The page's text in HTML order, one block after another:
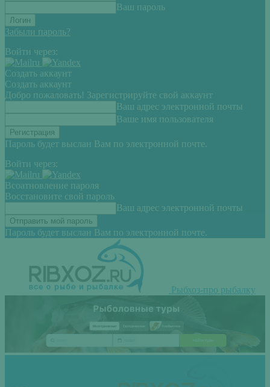
Ваш пароль
Забыли пароль?
Войти через:
Создать аккаунт
Создать аккаунт
Добро пожаловать! Зарегистрируйте свой аккаунт
Ваш адрес электронной почты
Ваше имя пользователя
Пароль будет выслан Вам по электронной почте.
Войти через:
Всоатновление пароля
Восстановите свой пароль
Ваш адрес электронной почты
Пароль будет выслан Вам по электронной почте.
Рыбхоз-про рыбалку